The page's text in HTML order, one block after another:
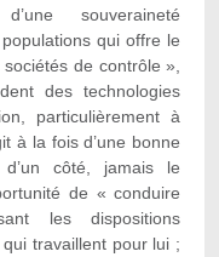
souveraineté
qui offre le
de contrôle »,
des technologies
particulièrement à
à la fois d’une bonne
côté, jamais le
de « conduire
les dispositions
travaillent pour lui ;